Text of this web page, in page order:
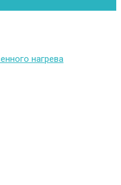
нагрева